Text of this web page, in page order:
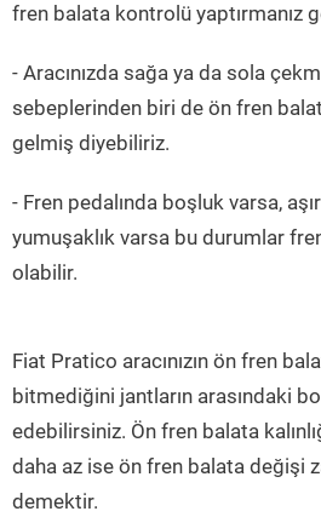
fren balata kontrolü yaptırmanız
- Aracınızda sağa ya da sola
sebeplerinden biri de ön fren
gelmiş diyebiliriz.
- Fren pedalında boşluk varsa,
yumuşaklık varsa bu durumlar
olabilir.
Fiat Pratico aracınızın ön fren
bitmediğini jantların arasındaki
edebilirsiniz. Ön fren balata
daha az ise ön fren balata değişi
demektir.